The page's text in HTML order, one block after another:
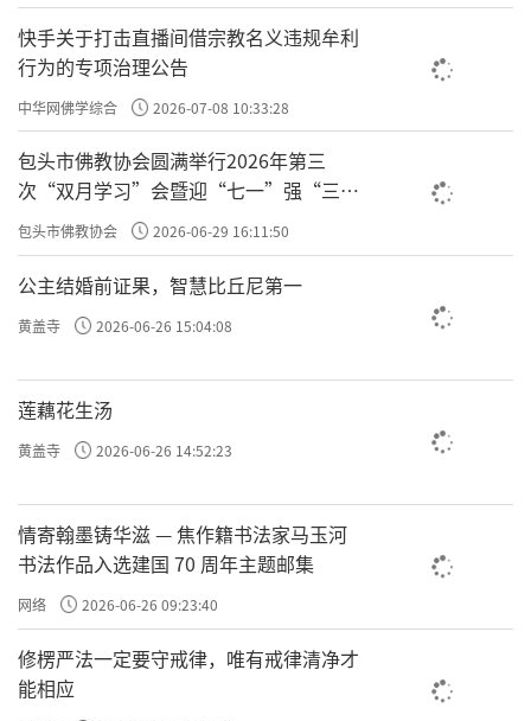
快手关于打击直播间借宗教名义违规牟利
行为的专项治理公告
中华网佛学综合 2026-07-08 10:33:28
包头市佛教协会圆满举行2026年第三
次“双月学习”会暨迎“七一”强“三
爱”主题书画笔会
包头市佛教协会 2026-06-29 16:11:50
公主结婚前证果，智慧比丘尼第一
黄盖寺 2026-06-26 15:04:08
莲藕花生汤
黄盖寺 2026-06-26 14:52:23
情寄翰墨铸华滋 — 焦作籍书法家马玉河
书法作品入选建国 70 周年主题邮集
网络 2026-06-26 09:23:40
修楞严法一定要守戒律，唯有戒律清净才
能相应